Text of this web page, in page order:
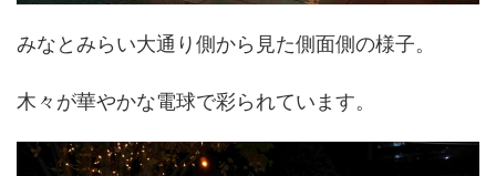
みなとみらい大通り側から見た側面側の様子。
木々が華やかな電球で彩られています。